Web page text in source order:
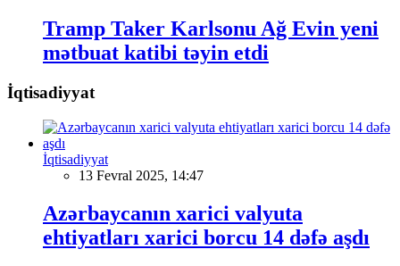
Tramp Taker Karlsonu Ağ Evin yeni
mətbuat katibi təyin etdi
İqtisadiyyat
İqtisadiyyat
13 Fevral 2025, 14:47
Azərbaycanın xarici valyuta
ehtiyatları xarici borcu 14 dəfə aşdı